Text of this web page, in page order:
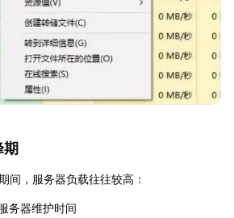
间，服务器负载往往较高：
务器维护时间